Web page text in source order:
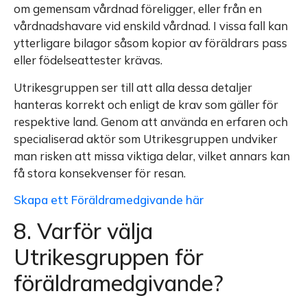
om gemensam vårdnad föreligger, eller från en
vårdnadshavare vid enskild vårdnad. I vissa fall kan
ytterligare bilagor såsom kopior av föräldrars pass
eller födelseattester krävas.
Utrikesgruppen ser till att alla dessa detaljer
hanteras korrekt och enligt de krav som gäller för
respektive land. Genom att använda en erfaren och
specialiserad aktör som Utrikesgruppen undviker
man risken att missa viktiga delar, vilket annars kan
få stora konsekvenser för resan.
Skapa ett Föräldramedgivande här
8. Varför välja
Utrikesgruppen för
föräldramedgivande?